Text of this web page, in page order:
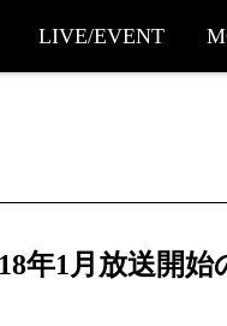
LIVE/EVENT
年1月放送開